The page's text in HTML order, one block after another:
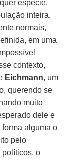
espécie.
inteira,
normais,
em uma
contexto,
Eichmann, um
querendo se
muito
dele e
alguma o
pelo
políticos, o